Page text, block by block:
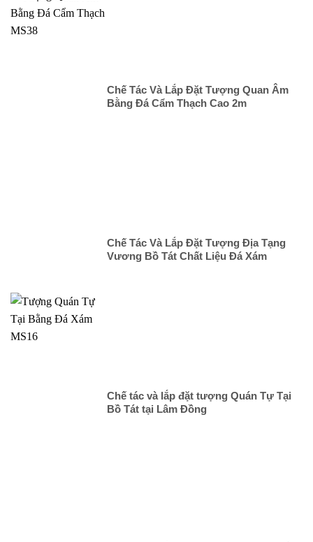
Chế Tác Và Lắp Đặt Tượng Quan Âm
Bằng Đá Cẩm Thạch Cao 2m
Chế Tác Và Lắp Đặt Tượng Địa Tạng
Vương Bồ Tát Chất Liệu Đá Xám
Chế tác và lắp đặt tượng Quán Tự Tại
Bồ Tát tại Lâm Đồng